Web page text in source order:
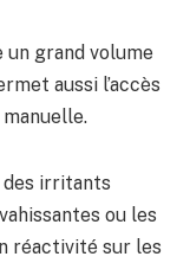
grand volume
aussi l’accès
des irritants
ou les
réactivité sur les